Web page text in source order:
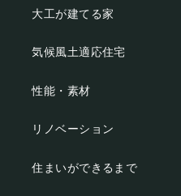
大工が建てる家
気候風土適応住宅
性能・素材
リノベーション
住まいができるまで